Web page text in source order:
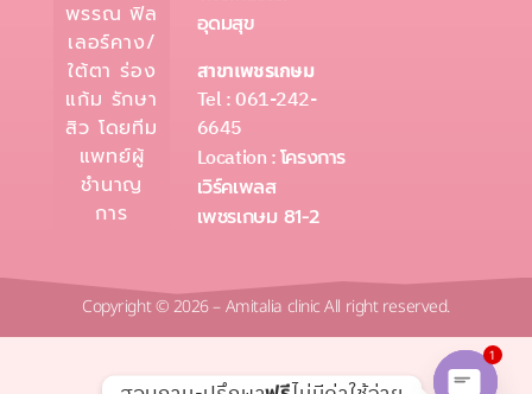
พรรณ ฟิล
เลอร์คาง/
ใต้ตา ร่อง
แก้ม รักษา
สิว โดยทีม
แพทย์ผู้
ชำนาญ
การ
อุดมสุข
สาขาเพชรเกษม
Tel : 061-242-
6645
Location :โครงการ
เวิร์คเพลส
เพชรเกษม 81-2
Copyright © 2026 – Amitalia clinic All right reserved.
1